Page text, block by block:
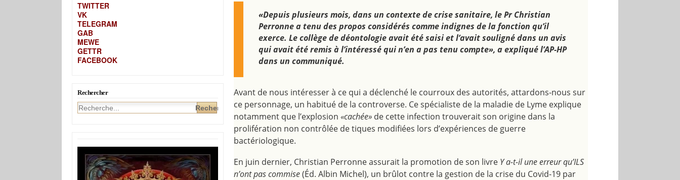
TWITTER
VK
TELEGRAM
GAB
MEWE
GETTR
FACEBOOK
Rechercher
«Depuis plusieurs mois, dans un contexte de crise sanitaire, le Pr Christian
Perronne a tenu des propos considérés comme indignes de la fonction qu’il
exerce. Le collège de déontologie avait été saisi et l’avait souligné dans un avis
qui avait été remis à l’intéressé qui n’en a pas tenu compte», a expliqué l’AP-HP
dans un communiqué.
Avant de nous intéresser à ce qui a déclenché le courroux des autorités, attardons-nous sur
ce personnage, un habitué de la controverse. Ce spécialiste de la maladie de Lyme explique
notamment que l’explosion «cachée» de cette infection trouverait son origine dans la
prolifération non contrôlée de tiques modifiées lors d’expériences de guerre
bactériologique.
En juin dernier, Christian Perronne assurait la promotion de son livre Y a-t-il une erreur qu’ILS
n’ont pas commise(Éd. Albin Michel), un brûlot contre la gestion de la crise du Covid-19 par